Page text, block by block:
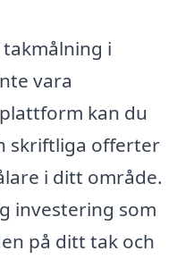
i
vara
kan du
skriftliga offerter
i ditt område.
investering som
på ditt tak och